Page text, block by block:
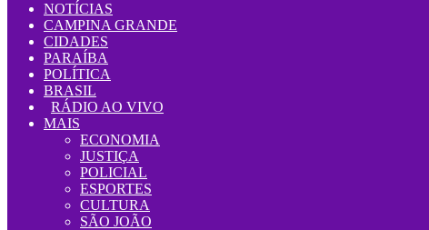
NOTÍCIAS
CAMPINA GRANDE
CIDADES
PARAÍBA
POLÍTICA
BRASIL
RÁDIO AO VIVO
MAIS
ECONOMIA
JUSTIÇA
POLICIAL
ESPORTES
CULTURA
SÃO JOÃO